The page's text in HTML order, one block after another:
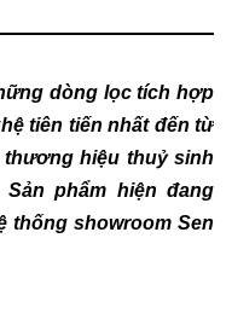
dòng lọc tích hợp
tiên tiến nhất đến từ
hiệu thuỷ sinh
phẩm hiện đang
thống showroom Sen